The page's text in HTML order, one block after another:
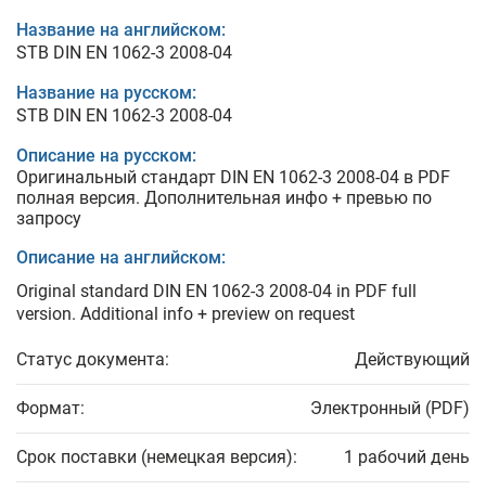
Название на английском:
STB DIN EN 1062-3 2008-04
Название на русском:
STB DIN EN 1062-3 2008-04
Описание на русском:
Оригинальный стандарт DIN EN 1062-3 2008-04 в PDF
полная версия. Дополнительная инфо + превью по
запросу
Описание на английском:
Original standard DIN EN 1062-3 2008-04 in PDF full
version. Additional info + preview on request
Статус документа: Действующий
Формат: Электронный (PDF)
Срок поставки (немецкая версия): 1 рабочий день